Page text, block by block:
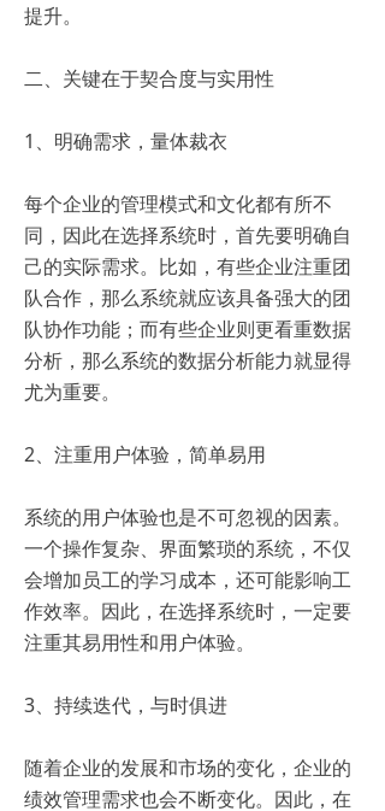
提升。
二、关键在于契合度与实用性
1、明确需求，量体裁衣
每个企业的管理模式和文化都有所不
同，因此在选择系统时，首先要明确自
己的实际需求。比如，有些企业注重团
队合作，那么系统就应该具备强大的团
队协作功能；而有些企业则更看重数据
分析，那么系统的数据分析能力就显得
尤为重要。
2、注重用户体验，简单易用
系统的用户体验也是不可忽视的因素。
一个操作复杂、界面繁琐的系统，不仅
会增加员工的学习成本，还可能影响工
作效率。因此，在选择系统时，一定要
注重其易用性和用户体验。
3、持续迭代，与时俱进
随着企业的发展和市场的变化，企业的
绩效管理需求也会不断变化。因此，在